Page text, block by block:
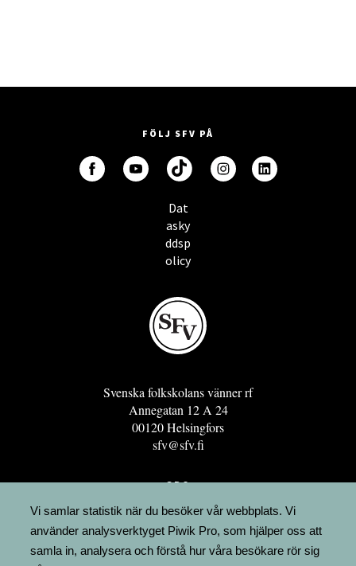
FÖLJ SFV PÅ
Dat
asky
ddsp
olicy
Svenska folkskolans vänner rf
Annegatan 12 A 24
00120 Helsingfors
sfv@sfv.fi
GRO
FÖRENINGSRESURSEN
MINNESRUNOR.FI
UPPSLAGSVERKET FINLAND
Vi samlar statistik när du besöker vår webbplats. Vi
använder analysverktyget Piwik Pro, som hjälper oss att
samla in, analysera och förstå hur våra besökare rör sig